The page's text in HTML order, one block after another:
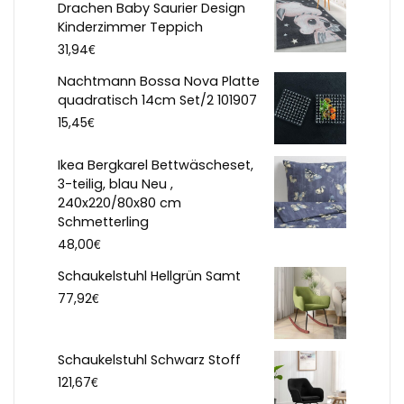
Drachen Baby Saurier Design
Kinderzimmer Teppich
31,94€
Nachtmann Bossa Nova Platte
quadratisch 14cm Set/2 101907
15,45€
Ikea Bergkarel Bettwäscheset,
3-teilig, blau Neu ,
240x220/80x80 cm
Schmetterling
48,00€
Schaukelstuhl Hellgrün Samt
77,92€
Schaukelstuhl Schwarz Stoff
121,67€